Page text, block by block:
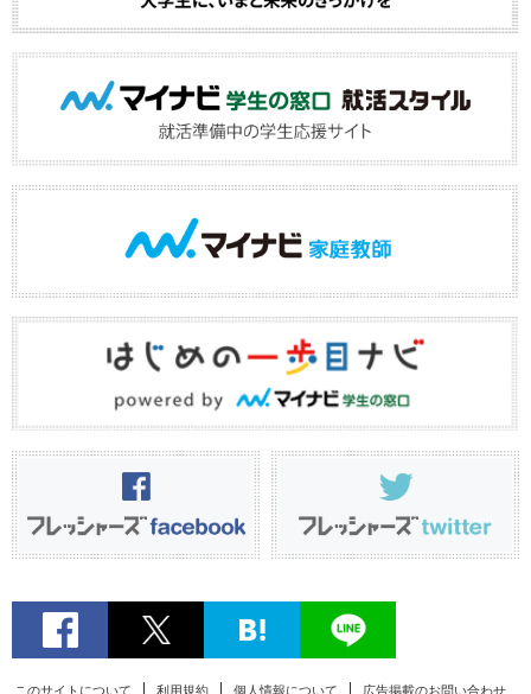
このサイトについて 利用規約 個人情報について 広告掲載のお問い合わせ